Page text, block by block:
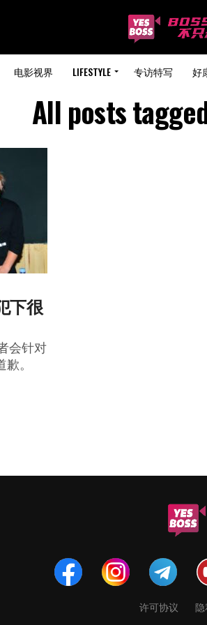
电影视界 LIFESTYLE 专访特写 好
All posts
下很
会针对
。
许可协议